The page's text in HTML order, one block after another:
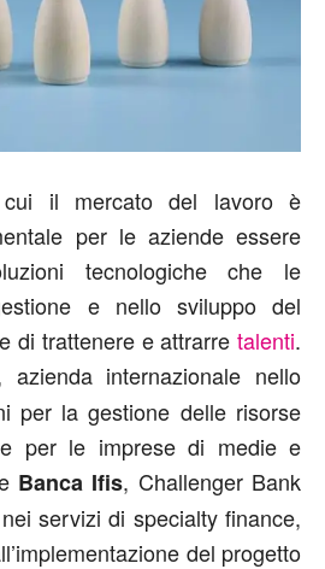
il mercato del lavoro è
per le aziende essere
tecnologiche che le
e nello sviluppo del
di trattenere e attrarre talenti.
azienda internazionale nello
per la gestione delle risorse
per le imprese di medie e
Banca Ifis, Challenger Bank
servizi di specialty finance,
del progetto